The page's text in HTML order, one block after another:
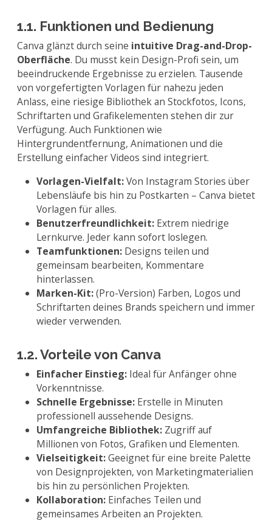
1.1. Funktionen und Bedienung
Canva glänzt durch seine intuitive Drag-and-Drop-
Oberfläche. Du musst kein Design-Profi sein, um
beeindruckende Ergebnisse zu erzielen. Tausende
von vorgefertigten Vorlagen für nahezu jeden
Anlass, eine riesige Bibliothek an Stockfotos, Icons,
Schriftarten und Grafikelementen stehen dir zur
Verfügung. Auch Funktionen wie
Hintergrundentfernung, Animationen und die
Erstellung einfacher Videos sind integriert.
Vorlagen-Vielfalt:Von Instagram Stories über
Lebensläufe bis hin zu Postkarten – Canva bietet
Vorlagen für alles.
Benutzerfreundlichkeit: Extrem niedrige
Lernkurve. Jeder kann sofort loslegen.
Teamfunktionen: Designs teilen und
gemeinsam bearbeiten, Kommentare
hinterlassen.
Marken-Kit:(Pro-Version) Farben, Logos und
Schriftarten deines Brands speichern und immer
wieder verwenden.
1.2. Vorteile von Canva
Einfacher Einstieg: Ideal für Anfänger ohne
Vorkenntnisse.
Schnelle Ergebnisse: Erstelle in Minuten
professionell aussehende Designs.
Umfangreiche Bibliothek: Zugriff auf
Millionen von Fotos, Grafiken und Elementen.
Vielseitigkeit:Geeignet für eine breite Palette
von Designprojekten, von Marketingmaterialien
bis hin zu persönlichen Projekten.
Kollaboration: Einfaches Teilen und
gemeinsames Arbeiten an Projekten.